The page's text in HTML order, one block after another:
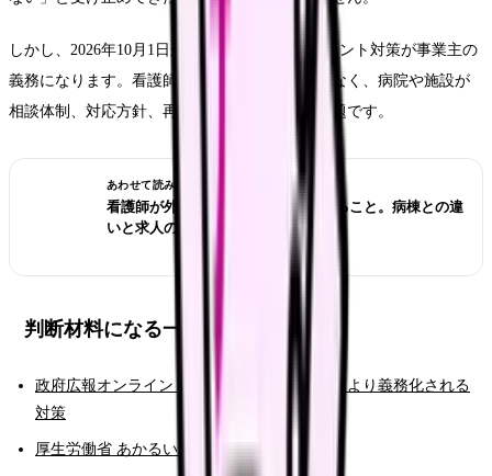
しかし、2026年10月1日からカスタマーハラスメント対策が事業主の
義務になります。看護師個人が我慢する話ではなく、病院や施設が
相談体制、対応方針、再発防止を整えるべき問題です。
あわせて読みたい
看護師が外来へ転職する前に確認すること。病棟との違
いと求人の見方
判断材料になる一次情報
政府広報オンライン カスハラとは？法改正により義務化される
対策
厚生労働省 あかるい職場応援団